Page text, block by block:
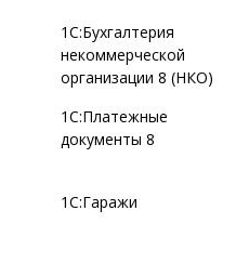
1С:Бухгалтерия
некоммерческой
организации 8 (НКО)
1С:Платежные
документы 8
1С:Гаражи